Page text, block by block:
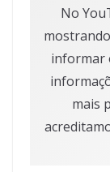
No
informar
mais